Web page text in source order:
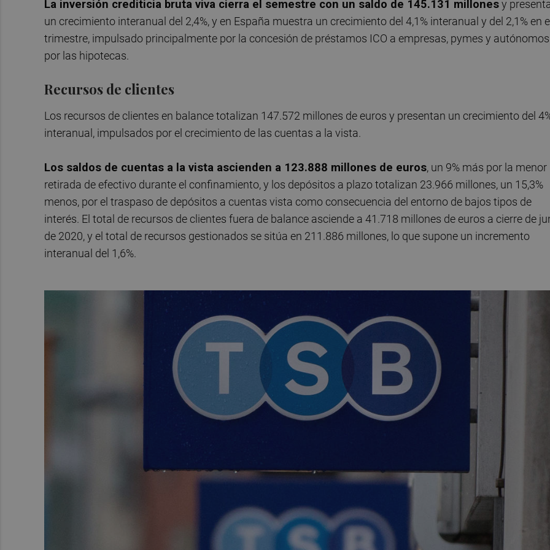
La inversión crediticia bruta viva cierra el semestre con un saldo de 145.131 millonesy
un crecimiento interanual del 2,4%, y en España muestra un crecimiento del 4,1% interanual y del 2,1% en el
trimestre, impulsado principalmente por la concesión de préstamos ICO a empresas, pymes y
por las hipotecas.
Recursos de clientes
Los recursos de clientes en balance totalizan 147.572 millones de euros y presentan un crecimiento del
interanual, impulsados por el crecimiento de las cuentas a la vista.
Los saldos de cuentas a la vista ascienden a 123.888 millones de euros, un 9% más por la menor
retirada de efectivo durante el confinamiento, y los depósitos a plazo totalizan 23.966 millones, un 15,3%
menos, por el traspaso de depósitos a cuentas vista como consecuencia del entorno de bajos tipos de
interés. El total de recursos de clientes fuera de balance asciende a 41.718 millones de euros a cierre de
de 2020, y el total de recursos gestionados se sitúa en 211.886 millones, lo que supone un incremento
interanual del 1,6%.